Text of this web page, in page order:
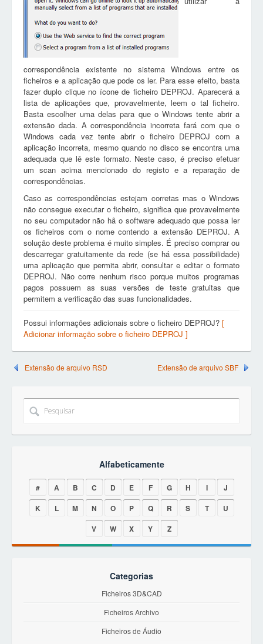
correspondência existente no sistema Windows entre os
ficheiros e a aplicação que pode os ler. Para esse efeito, basta
fazer duplo clique no ícone de ficheiro DEPROJ. Aparecerá a
lista de aplicações que, provavelmente, leem o tal ficheiro.
Basta escolher uma delas para que o Windows tente abrir a
extensão dada. A correspondência incorreta fará com que o
Windows cada vez tente abrir o ficheiro DEPROJ com a
aplicação incorreta, mesmo quando no disco se encontra uma
adequada que lê este formato. Neste caso, é preciso efetuar
um scan acima mencionado do registo e a reparação de
correspondências.
Caso as correspondências estejam corretas mas o Windows
não consegue executar o ficheiro, significa que provavelmente
no seu computador não hâ o software adequado que possa ler
os ficheiros com o nome contendo a extensão DEPROJ. A
solução deste problema é muito simples. É preciso comprar ou
descarregar gratuitamente da rede (se há essa possibilidade)
uma aplicação que permita abrir, consultar e editar o formato
DEPROJ. Não corre nenhum risco porque muitos programas
pagos possuem as suas versões de teste gratuitas que
permitem a verificação das suas funcionalidades.
Possui informações adicionais sobre o ficheiro DEPROJ? [
Adicionar informação sobre o ficheiro DEPROJ ]
Extensão de arquivo RSD Extensão de arquivo SBF
Alfabeticamente
# A B C D E F G H I
J
K
L M N O P Q R S T
U
V
W X Y Z
Categorias
Ficheiros 3D&CAD
Ficheiros Archivo
Ficheiros de Áudio